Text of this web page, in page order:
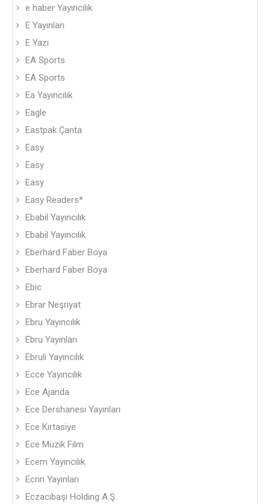
e haber Yayıncılık
E Yayınları
E Yazı
EA Sports
EA Sports
Ea Yayıncılık
Eagle
Eastpak Çanta
Easy
Easy
Easy
Easy Readers*
Ebabil Yayıncılık
Ebabil Yayıncılık
Eberhard Faber Boya
Eberhard Faber Boya
Ebic
Ebrar Neşriyat
Ebru Yayıncılık
Ebru Yayınları
Ebruli Yayıncılık
Ecce Yayıncılık
Ece Ajanda
Ece Dershanesi Yayınları
Ece Kırtasiye
Ece Müzik Film
Ecem Yayıncılık
Ecrin Yayınları
Eczacıbaşı Holding A.Ş.